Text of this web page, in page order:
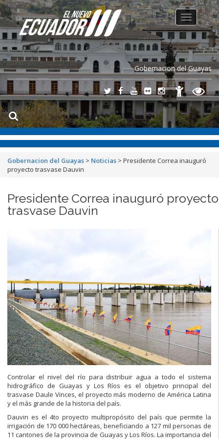
Gobernacion del Guayas
Toggle
navigation
Gobernacion del Guayas > Noticias > Presidente Correa inauguró
proyecto trasvase Dauvin
Presidente Correa inauguró proyecto
trasvase Dauvin
Controlar el nivel del río para distribuir agua a todo el sistema
hidrográfico de Guayas y Los Ríos es el objetivo principal del
trasvase Daule Vinces, el proyecto más moderno de América Latina
y el más grande de la historia del país.
Dauvin es el 4to proyecto multipropósito del país que permite la
irrigación de 170 000 hectáreas, beneficiando a 127 mil personas de
11 cantones de la provincia de Guayas y Los Ríos. La importancia del